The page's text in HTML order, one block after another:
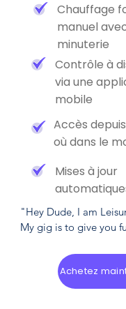
Chauffage
manuel
minuterie
Contrôle à
via une
mobile
Accès
où dans le
Mises à jour
"Hey Dude, I am
My gig is to give you
im limited to your
attention to heat your
Achetez